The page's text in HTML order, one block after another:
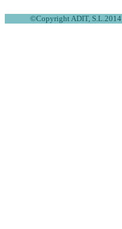
©Copyright ADIT, S.L.2014